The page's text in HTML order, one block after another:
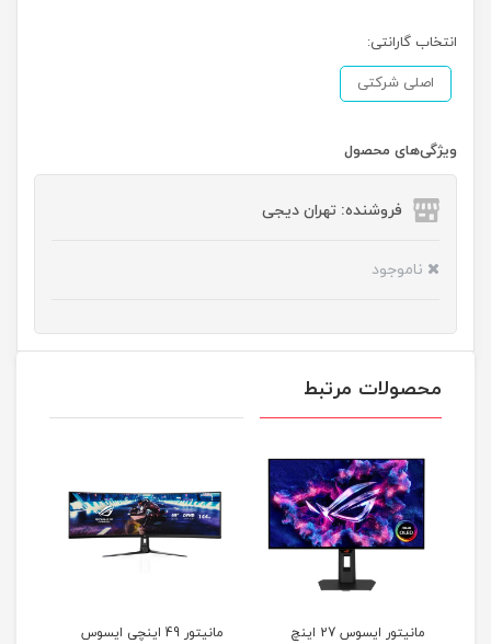
انتخاب گارانتی:
اصلی شرکتی
ویژگی‌های محصول
فروشنده: تهران دیجی
ناموجود
محصولات مرتبط
مانیتور ایسوس 27 اینچ
مانیتور 49 اینچی ایسوس